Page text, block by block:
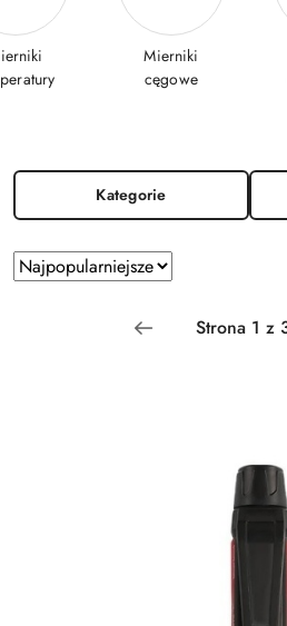
Mierniki
cęgowe
Kategorie
Zastosowano
sortowanie:
Najpopularniejsze.
Sortuj
według